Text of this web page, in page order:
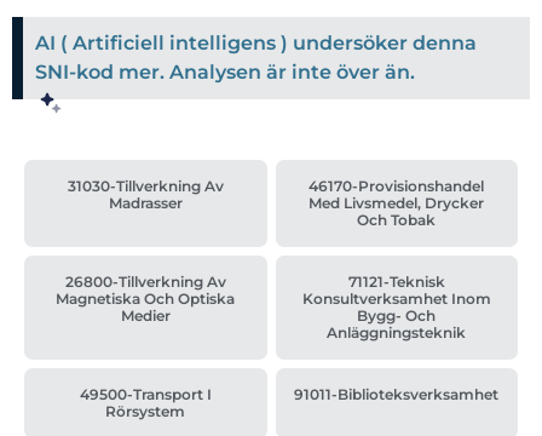
AI ( Artificiell intelligens ) undersöker denna
SNI-kod mer. Analysen är inte över än.
31030-Tillverkning Av
Madrasser
46170-Provisionshandel
Med Livsmedel, Drycker
Och Tobak
26800-Tillverkning Av
Magnetiska Och Optiska
Medier
71121-Teknisk
Konsultverksamhet Inom
Bygg- Och
Anläggningsteknik
49500-Transport I
Rörsystem
91011-Biblioteksverksamhet